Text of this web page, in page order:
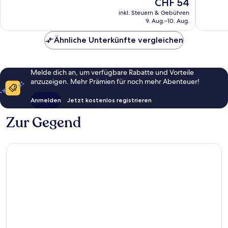
Preis
beträgt
CHF 54
inkl. Steuern & Gebühren
9. Aug.–10. Aug.
Ähnliche Unterkünfte vergleichen
Melde dich an, um verfügbare Rabatte und Vorteile
anzuzeigen. Mehr Prämien für noch mehr Abenteuer!
Anmelden Jetzt kostenlos registrieren
Zur Gegend